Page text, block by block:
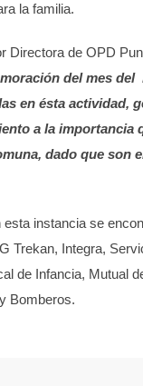
la familia.
Directora de OPD
del mes del
en ésta actividad,
a la importancia
dado que son
esta instancia se
Trekan, Integra,
de Infancia, Mutual
Bomberos.